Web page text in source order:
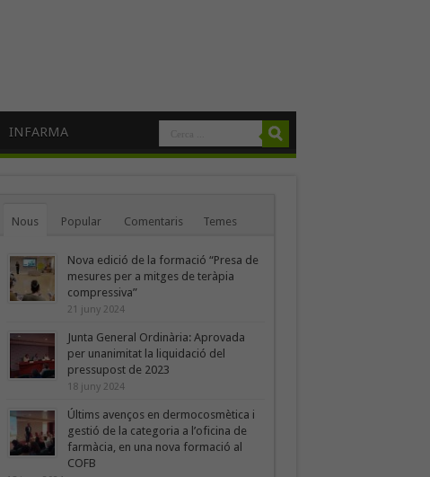
INFARMA
Nous Popular Comentaris Temes
Nova edició de la formació “Presa de
mesures per a mitges de teràpia
compressiva”
21 juny 2024
Junta General Ordinària: Aprovada
per unanimitat la liquidació del
pressupost de 2023
18 juny 2024
Últims avenços en dermocosmètica i
gestió de la categoria a l’oficina de
farmàcia, en una nova formació al
COFB